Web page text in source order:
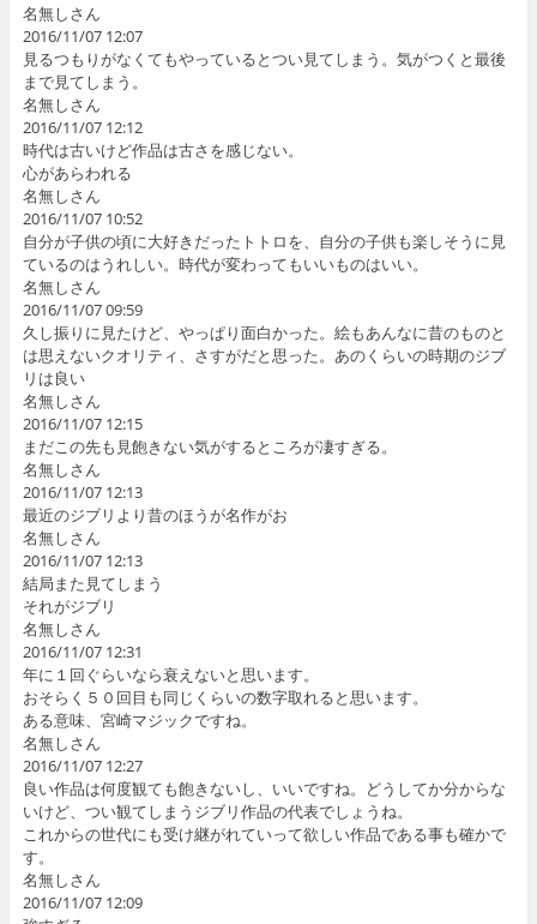
名無しさん
2016/11/07 12:07
見るつもりがなくてもやっているとつい見てしまう。気がつくと最後
まで見てしまう。
名無しさん
2016/11/07 12:12
時代は古いけど作品は古さを感じない。
心があらわれる
名無しさん
2016/11/07 10:52
自分が子供の頃に大好きだったトトロを、自分の子供も楽しそうに見
ているのはうれしい。時代が変わってもいいものはいい。
名無しさん
2016/11/07 09:59
久し振りに見たけど、やっぱり面白かった。絵もあんなに昔のものと
は思えないクオリティ、さすがだと思った。あのくらいの時期のジブ
リは良い
名無しさん
2016/11/07 12:15
まだこの先も見飽きない気がするところが凄すぎる。
名無しさん
2016/11/07 12:13
最近のジブリより昔のほうが名作がお
名無しさん
2016/11/07 12:13
結局また見てしまう
それがジブリ
名無しさん
2016/11/07 12:31
年に１回ぐらいなら衰えないと思います。
おそらく５０回目も同じくらいの数字取れると思います。
ある意味、宮崎マジックですね。
名無しさん
2016/11/07 12:27
良い作品は何度観ても飽きないし、いいですね。どうしてか分からな
いけど、つい観てしまうジブリ作品の代表でしょうね。
これからの世代にも受け継がれていって欲しい作品である事も確かで
す。
名無しさん
2016/11/07 12:09